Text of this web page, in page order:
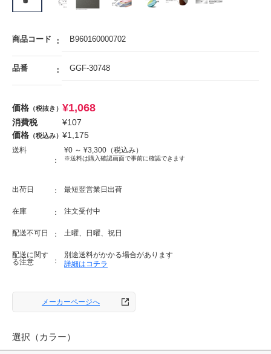
商品コード B960160000702
品番 GGF-30748
価格 （税抜き） ¥1,068
消費税 ¥107
価格 （税込み） ¥1,175
送料 ¥0 ～ ¥3,300 （税込み）
※送料は購入確認画面で事前に確認できます
出荷日 最短翌営業日出荷
在庫 注文受付中
配送不可日 土曜、日曜、祝日
配送に関す
る注意
別途送料がかかる場合があります
詳細はコチラ
メーカーページへ
選択（カラー）